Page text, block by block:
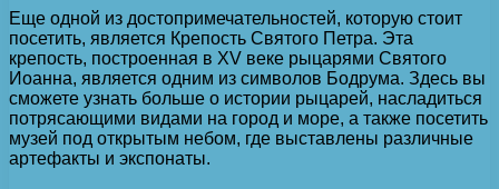
Еще одной из достопримечательностей, которую стоит
посетить, является Крепость Святого Петра. Эта
крепость, построенная в XV веке рыцарями Святого
Иоанна, является одним из символов Бодрума. Здесь вы
сможете узнать больше о истории рыцарей, насладиться
потрясающими видами на город и море, а также посетить
музей под открытым небом, где выставлены различные
артефакты и экспонаты.